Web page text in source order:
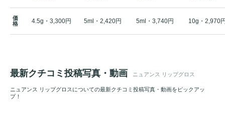
価
格
4.5g・3,300円 5ml・2,420円 5ml・3,740円 10g・2,970
最新クチコミ投稿写真・動画 ニュアンス リップグロス
ニュアンス リップグロスについての最新クチコミ投稿写真・動画をピックアッ
プ！